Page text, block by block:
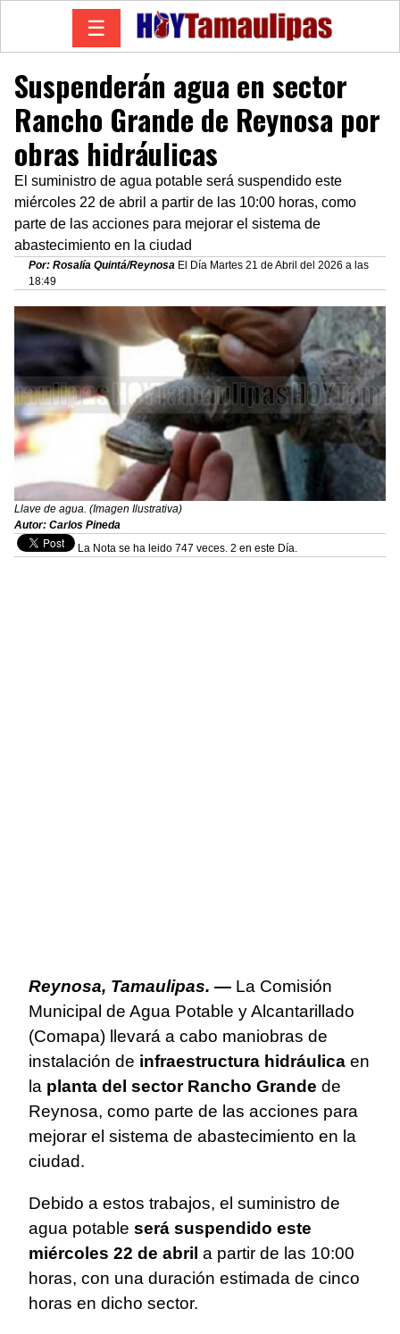
☰
Suspenderán agua en sector
Rancho Grande de Reynosa por
obras hidráulicas
El suministro de agua potable será suspendido este
miércoles 22 de abril a partir de las 10:00 horas, como
parte de las acciones para mejorar el sistema de
abastecimiento en la ciudad
Por: Rosalía Quintá/Reynosa El Día Martes 21 de Abril del 2026 a las
18:49
Llave de agua. (Imagen Ilustrativa)
Autor: Carlos Pineda
La Nota se ha leido 747 veces. 2 en este Día.
Reynosa, Tamaulipas. — La Comisión
Municipal de Agua Potable y Alcantarillado
(Comapa) llevará a cabo maniobras de
instalación de infraestructura hidráulica en
la planta del sector Rancho Grande de
Reynosa, como parte de las acciones para
mejorar el sistema de abastecimiento en la
ciudad.
Debido a estos trabajos, el suministro de
agua potable será suspendido este
miércoles 22 de abril a partir de las 10:00
horas, con una duración estimada de cinco
horas en dicho sector.